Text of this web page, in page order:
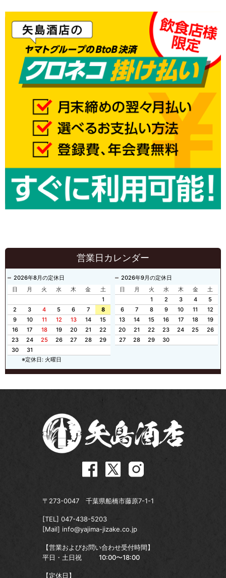
営業日カレンダー
2026年8月の定休日
日
月 火 水 木 金
土
1
2
3 4 5 6 7
8
9
10 11 12 13 14
15
16
17 18 19 20 21
22
23
24 25 26 27 28
29
30
31
2026年9月の定休日
日
月 火 水 木 金
土
1
2 3 4
5
6
7 8 9 10 11
12
13
14 15 16 17 18
19
20
21 22 23 24 25
26
27
28 29 30
※定休日: 火曜日
〒273-0047 千葉県船橋市藤原7-1-1
[TEL] 047-438-5203
[Mail] info@yajima-jizake.co.jp
【営業およびお問い合わせ受付時間】
平日・土日祝
10:00〜18:00
【定休日】